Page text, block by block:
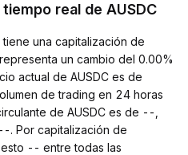
real de AUSDC
una capitalización de
un cambio del 0.00%
actual de AUSDC es de
de trading en 24 horas
de AUSDC es de --,
. Por capitalización de
-- entre todas las